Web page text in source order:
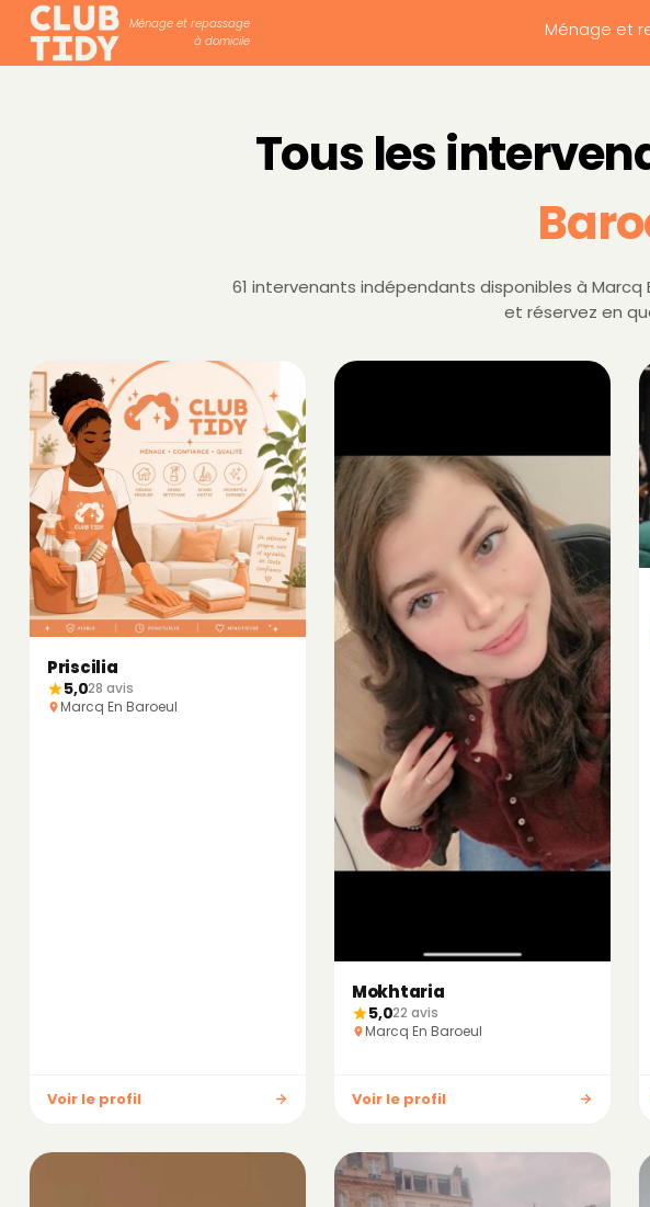
Ménage et repassage
à domicile
Ménage et
Tous les
61 intervenants indépendants disponibles à Marcq
et réservez en
Priscilia
5,028 avis
Marcq En Baroeul
Voir le profil
Mokhtaria
5,022 avis
Marcq En Baroeul
Voir le profil